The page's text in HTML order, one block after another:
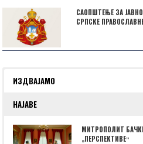
САОПШТЕЊЕ ЗА
СРПСКЕ
ИЗДВАЈАМО
НАЈАВЕ
МИТРОПОЛИТ
„ПЕРСПЕКТИВЕˮ